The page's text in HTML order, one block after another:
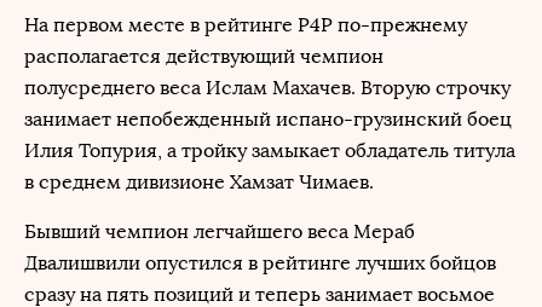
На первом месте в рейтинге P4P по-прежнему
располагается действующий чемпион
полусреднего веса Ислам Махачев. Вторую строчку
занимает непобежденный испано-грузинский боец
Илия Топурия, а тройку замыкает обладатель титула
в среднем дивизионе Хамзат Чимаев.
Бывший чемпион легчайшего веса Мераб
Двалишвили опустился в рейтинге лучших бойцов
сразу на пять позиций и теперь занимает восьмое